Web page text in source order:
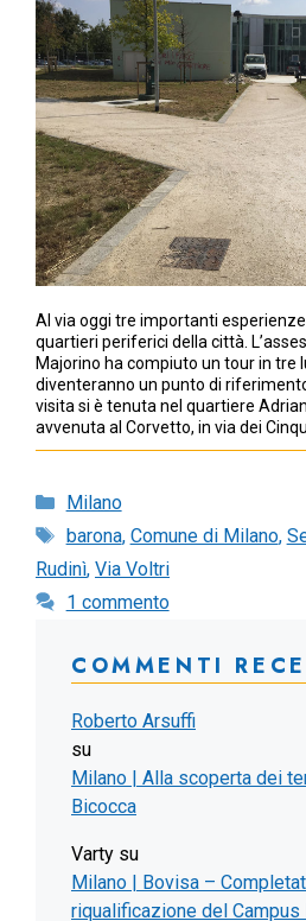
Al via oggi tre importanti
quartieri periferici della città.
Majorino ha compiuto un tour in tre
diventeranno un punto di
visita si è tenuta nel quartiere
avvenuta al Corvetto, in via dei
Categorie
Milano
Tag
barona, Comune di Milano,
Rudinì, Via Voltri
1 commento
COMMENTI
Roberto Arsuffi
su
Milano | Alla scoperta dei
Bicocca
Varty su
Milano | Bovisa –
riqualificazione del Campus